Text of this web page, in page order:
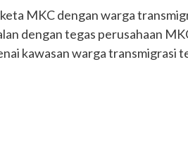
MKC dengan warga
dengan tegas perusahaan
kawasan warga transmigrasi